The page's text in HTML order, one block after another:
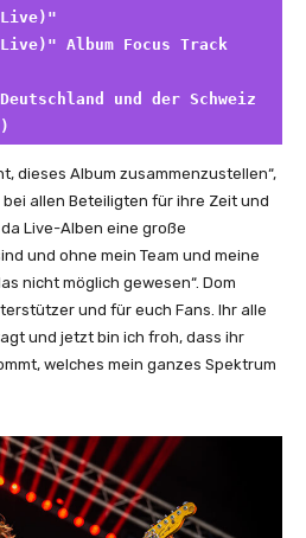
Album Focus Track
und der Schweiz
dieses Album zusammenzustellen“,
bei allen Beteiligten für ihre Zeit und
Live-Alben eine große
und ohne mein Team und meine
nicht möglich gewesen“. Dom
und für euch Fans. Ihr alle
und jetzt bin ich froh, dass ihr
welches mein ganzes Spektrum